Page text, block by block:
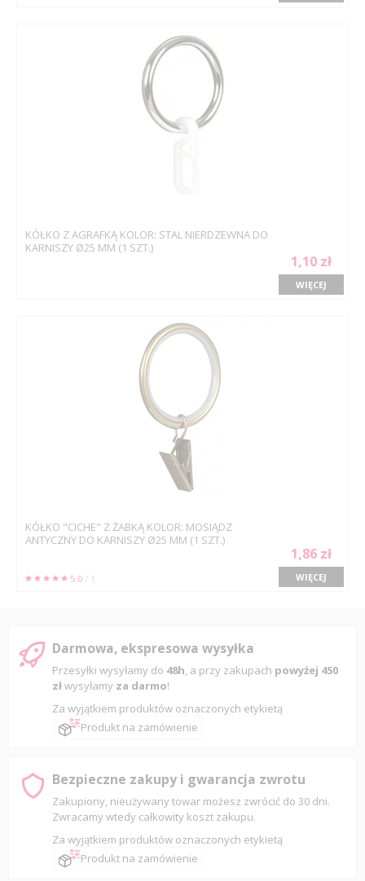
KÓŁKO Z AGRAFKĄ KOLOR: STAL NIERDZEWNA DO
KARNISZY Ø25 MM (1 SZT.)
1,10 zł
WIĘCEJ
KÓŁKO "CICHE" Z ŻABKĄ KOLOR: MOSIĄDZ
ANTYCZNY DO KARNISZY Ø25 MM (1 SZT.)
5.0 / 1
1,86 zł
WIĘCEJ
Darmowa, ekspresowa wysyłka
Przesyłki wysyłamy do 48h, a przy zakupach powyżej 450
złwysyłamy za darmo!
Za wyjątkiem produktów oznaczonych etykietą
Produkt na zamówienie
Bezpieczne zakupy i gwarancja zwrotu
Zakupiony, nieużywany towar możesz zwrócić do 30 dni.
Zwracamy wtedy całkowity koszt zakupu.
Za wyjątkiem produktów oznaczonych etykietą
Produkt na zamówienie